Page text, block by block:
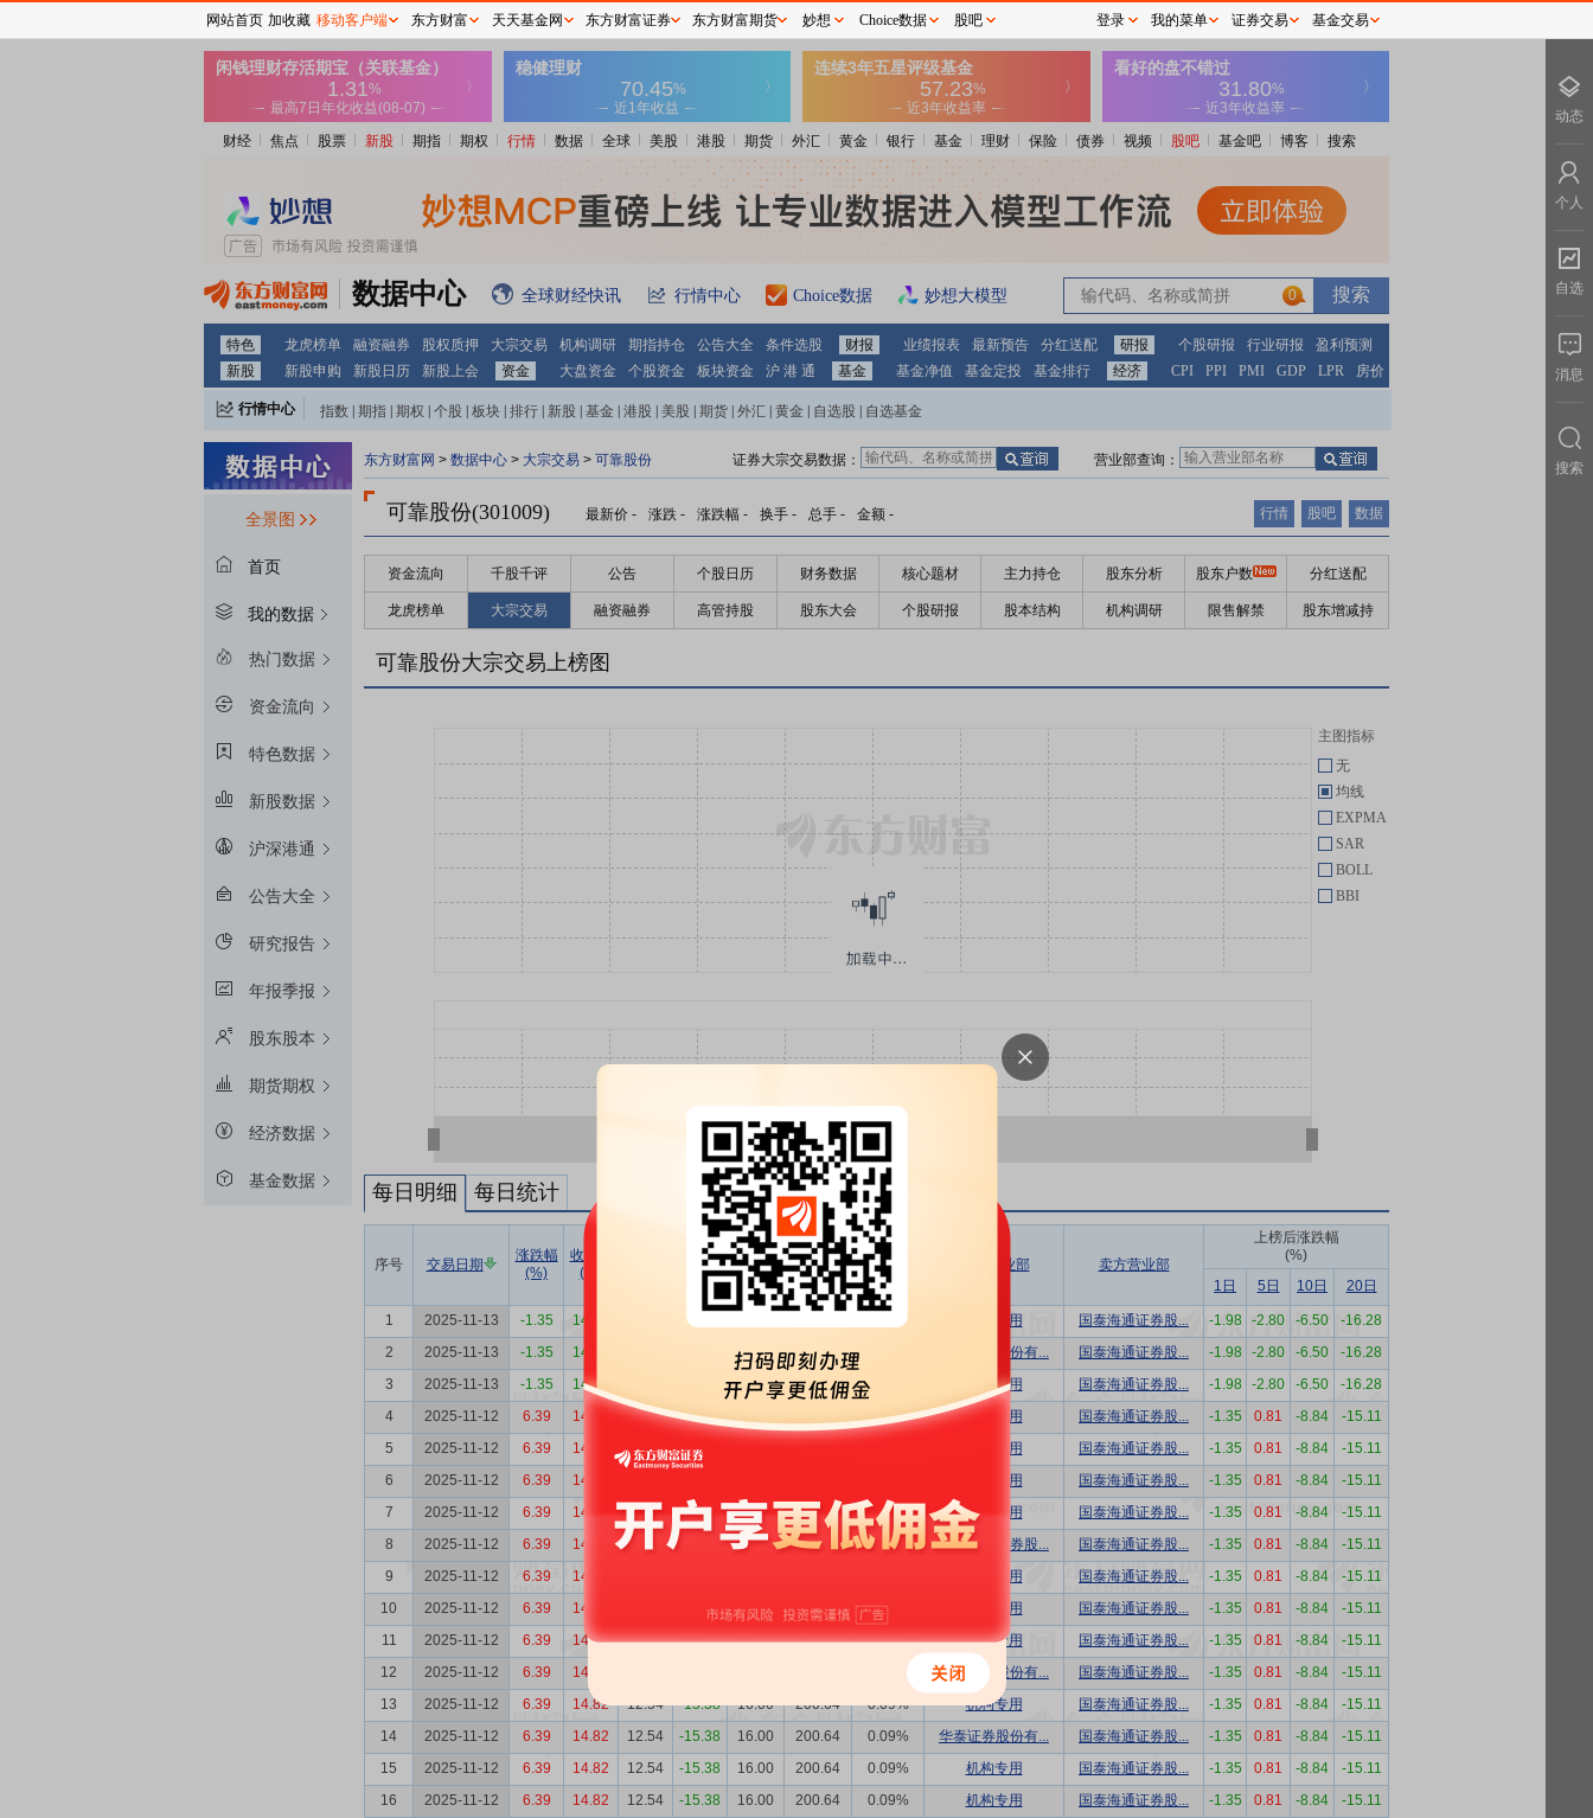
财经 焦点 股票 新股 期指 期权 行情 数据 全球 美股 港股 期货 外汇 黄金 银行 基金 理财 保险 债券 视频 股吧 基金吧 博客 搜索
数据中心 全球财经快讯 行情中心 Choice数据 妙想大模型 0
特色 龙虎榜单 融资融券 股权质押 大宗交易 机构调研 期指持仓 公告大全 条件选股 财报 业绩报表 最新预告 分红送配 研报 个股研报 行业研报
盈利预测
新股
新股申购 新股日历 新股上会 资金 大盘资金 个股资金 板块资金 沪 港 通 基金 基金净值 基金定投 基金排行 经济 CPI PPI PMI GDP LPR 房价
行情中心 指数 期指 期权 个股 板块 排行 新股 基金 港股 美股 期货 外汇 黄金 自选股 自选基金
全景图
首页
我的数据
热门数据
资金流向
特色数据
新股数据
沪深港通
公告大全
研究报告
年报季报
股东股本
期货期权
经济数据
基金数据
东方财富网 > 数据中心 > 大宗交易 > 可靠股份 营业部查询：
证券大宗交易数据：
可靠股份(301009) 最新价 - 涨跌 - 涨跌幅 - 换手 - 总手 - 金额 - 行情 股吧 数据
资金流向 千股千评 公告 个股日历 财务数据 核心题材 主力持仓 股东分析 股东户数 分红送配
龙虎榜单 大宗交易 融资融券 高管持股 股东大会 个股研报 股本结构 机构调研 限售解禁 股东增减持
可靠股份大宗交易上榜图
主图指标
无
均线
EXPMA
SAR
BOLL
BBI
每日明细 每日统计
序号 交易日期
涨跌幅
(%)
收盘价
(元)
折溢率
(%)
成交量
(万股)
成交额
(万元)
成交额/
流通市值
买方营业部 卖方营业部
上榜后涨跌幅
(%)
1日
5日 10日 20日
1 2025-11-13 -1.35 14.62 -15.53 0.13% 机构专用 国泰海通证券股... -1.98 -2.80 -6.50
-16.28
2
2025-11-13 -1.35 14.62 19.29 238.23 中信证券股份有... 国泰海通证券股... -1.98 -2.80 -6.50
-16.28
3
2025-11-13 -1.35 14.62 16.20 200.07 0.09% 机构专用 国泰海通证券股... -1.98 -2.80 -6.50
-16.28
4
2025-11-12 6.39 14.82 12.54 -15.38 0.19% 机构专用 国泰海通证券股... -1.35 0.81 -8.84
-15.11
5
2025-11-12 6.39 14.82 12.54 -15.38 机构专用 国泰海通证券股... -1.35 0.81 -8.84
-15.11
6
2025-11-12 6.39 14.82 机构专用 国泰海通证券股... -1.35 0.81 -8.84
-15.11
7
2025-11-12 6.39 14.82 12.54 -15.38 29.30 367.42 0.16% 机构专用 国泰海通证券股... -1.35 0.81 -8.84
-15.11
8
2025-11-12 6.39 14.82 12.54 -15.38 25.00 313.50 0.14% 中信建投证券股... 国泰海通证券股... -1.35 0.81 -8.84
-15.11
9
2025-11-12 6.39 14.82 机构专用 国泰海通证券股... -1.35 0.81 -8.84
-15.11
10
2025-11-12 6.39 14.82 -15.38 17.90 224.47 0.10% 机构专用 国泰海通证券股... -1.35 0.81 -8.84
-15.11
11
2025-11-12 6.39 14.82 12.54 -15.38 16.00 200.64 0.09% 机构专用 国泰海通证券股... -1.35 0.81 -8.84
-15.11
12
2025-11-12 6.39 14.82 0.09% 国投证券股份有... 国泰海通证券股... -1.35 0.81 -8.84
-15.11
13
2025-11-12 6.39 14.82 12.54 -15.38 16.00 200.64 0.09% 机构专用 国泰海通证券股... -1.35 0.81 -8.84
-15.11
14
2025-11-12 6.39 14.82 12.54 -15.38 16.00 200.64 0.09% 华泰证券股份有... 国泰海通证券股... -1.35 0.81 -8.84
-15.11
15
2025-11-12 6.39 14.82 12.54 -15.38 16.00 200.64 0.09% 机构专用 国泰海通证券股... -1.35 0.81 -8.84
-15.11
16
2025-11-12 6.39 14.82 12.54 -15.38 16.00 200.64 0.09% 机构专用 国泰海通证券股... -1.35 0.81 -8.84
-15.11
网站首页 加收藏 移动客户端 东方财富 天天基金网 东方财富证券 东方财富期货 妙想 Choice数据 股吧 登录 我的菜单 证券交易 基金交易
动态
个人
自选
消息
搜索